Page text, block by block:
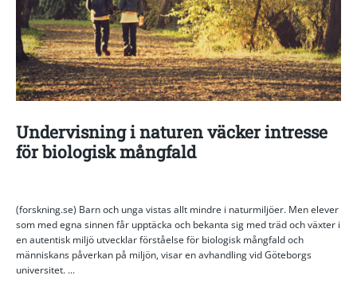
Undervisning i naturen väcker intresse
för biologisk mångfald
(forskning.se) Barn och unga vistas allt mindre i naturmiljöer. Men elever
som med egna sinnen får upptäcka och bekanta sig med träd och växter i
en autentisk miljö utvecklar förståelse för biologisk mångfald och
människans påverkan på miljön, visar en avhandling vid Göteborgs
universitet. ...